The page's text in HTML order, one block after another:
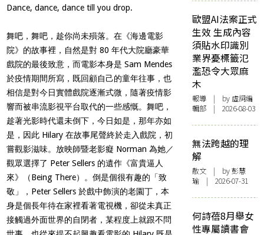
Dance, dance, dance till you drop.
舞吧，舞吧，趁你尚未殞落。在《海邊電影
院》的故事裡，自然是對 80 年代大院廳豪華
戲院的最後致意，而電影本身是 Sam Mendes
於疫情期間所寫，既回顧自己的童年往事，也
相信是對今日實體戲院逐漸式微，隨著疫情影
響而被串流影視平台取代的一些感慨。舞吧，
趁著光影時代還未倒下，今日如是，那年亦如
是，因此 Hilary 在故事尾聲終於走入戲院，初
嘗觀影滋味。放映師暨老影癡 Norman 為她／
觀眾選擇了 Peter Sellers 的遺作《富貴逼人
來》（Being There）。倒是個很有趣的「致
敬」，Peter Sellers 於戲中飾演的老園丁，本
身是個長年待在家裡看著電視機，卻從未真正
接觸過外面世界的自閉者，某程度上就跟不問
歐盟AI法案正式
生效 生成內容
須貼水印識別
業界憂標籤氾
濫恐令大眾麻
木
報導 | by 虛詞編
輯部 | 2026-08-03
無法跨越的理
解
散文 | by 彭慧
瑜 | 2026-07-31
何詩蓓8月舉女
性專屬讀書會